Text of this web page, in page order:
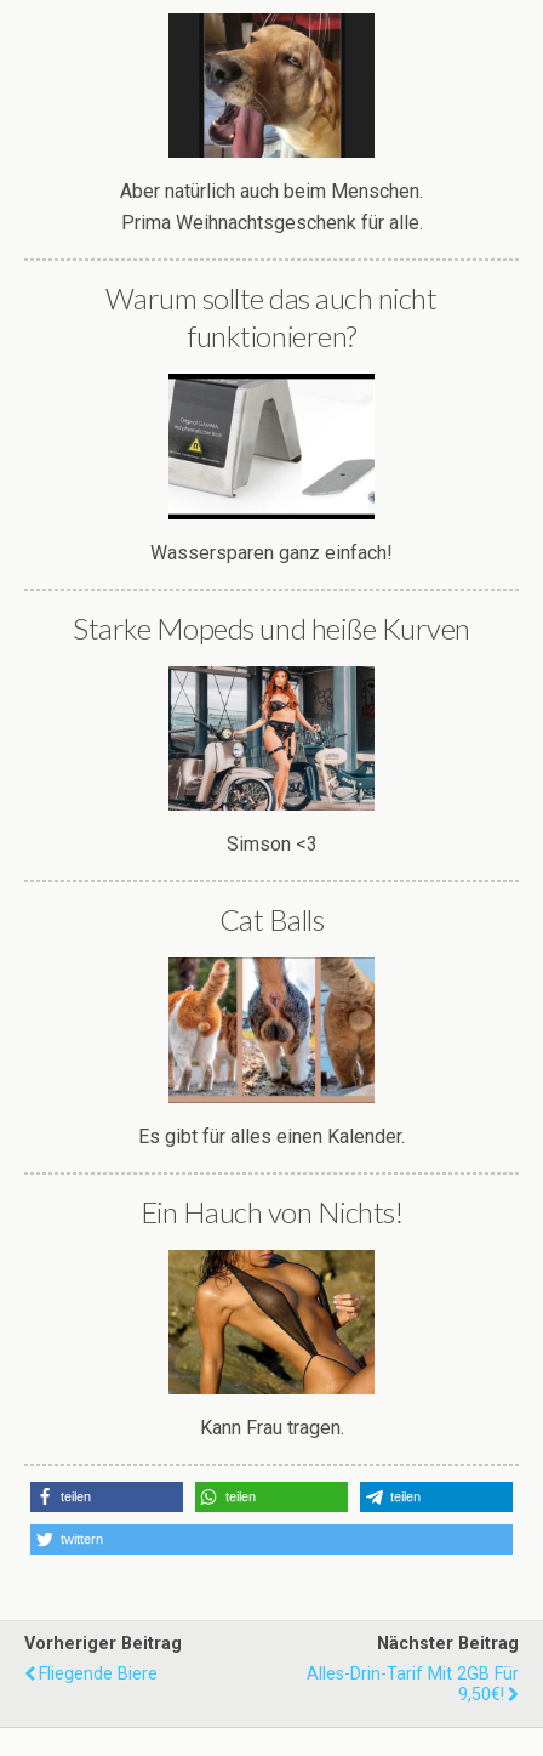
Aber natürlich auch beim Menschen.
Prima Weihnachtsgeschenk für alle.
Warum sollte das auch nicht
funktionieren?
Wassersparen ganz einfach!
Starke Mopeds und heiße Kurven
Simson <3
Cat Balls
Es gibt für alles einen Kalender.
Ein Hauch von Nichts!
Kann Frau tragen.
teilen teilen teilen
twittern
Vorheriger Beitrag
Fliegende Biere
Nächster Beitrag
Alles-Drin-Tarif Mit 2GB Für
9,50€!